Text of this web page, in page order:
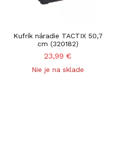
Kufrík náradie TACTIX 50,7
cm (320182)
23,99 €
Nie je na sklade